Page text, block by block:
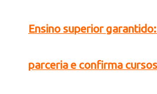
Ensino superior
parceria e confirma